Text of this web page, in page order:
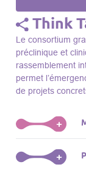
Think
Le consortium
préclinique et
rassemblement
permet
de projets
+
Le Think Tank
R&D, identifie
+